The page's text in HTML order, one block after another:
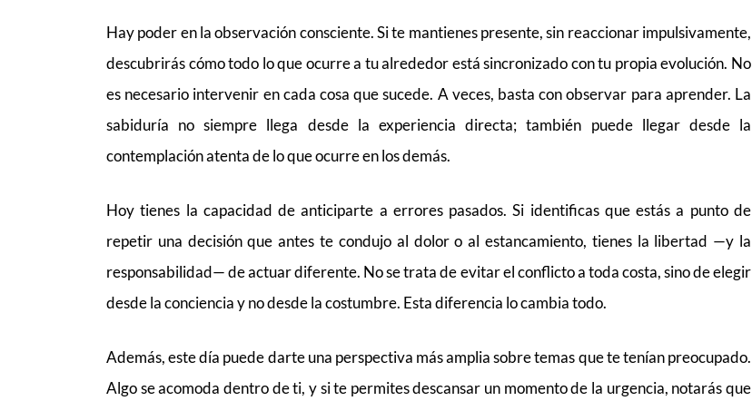
Hay poder en la observación consciente. Si te mantienes presente, sin reaccionar impulsivamente,
descubrirás cómo todo lo que ocurre a tu alrededor está sincronizado con tu propia evolución. No
es necesario intervenir en cada cosa que sucede. A veces, basta con observar para aprender. La
sabiduría no siempre llega desde la experiencia directa; también puede llegar desde la
contemplación atenta de lo que ocurre en los demás.
Hoy tienes la capacidad de anticiparte a errores pasados. Si identificas que estás a punto de
repetir una decisión que antes te condujo al dolor o al estancamiento, tienes la libertad —y la
responsabilidad— de actuar diferente. No se trata de evitar el conflicto a toda costa, sino de elegir
desde la conciencia y no desde la costumbre. Esta diferencia lo cambia todo.
Además, este día puede darte una perspectiva más amplia sobre temas que te tenían preocupado.
Algo se acomoda dentro de ti, y si te permites descansar un momento de la urgencia, notarás que